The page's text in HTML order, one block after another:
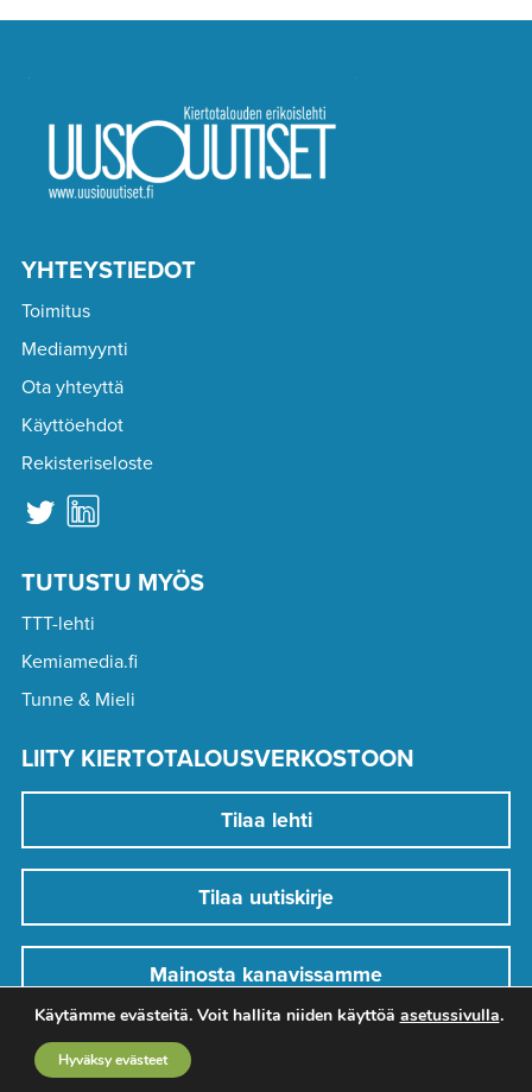
YHTEYSTIEDOT
Toimitus
Mediamyynti
Ota yhteyttä
Käyttöehdot
Rekisteriseloste
TUTUSTU MYÖS
TTT-lehti
Kemiamedia.fi
Tunne & Mieli
LIITY KIERTOTALOUSVERKOSTOON
Tilaa lehti
Tilaa uutiskirje
Mainosta kanavissamme
Käytämme evästeitä. Voit hallita niiden käyttöä asetussivulla.
Hyväksy evästeet